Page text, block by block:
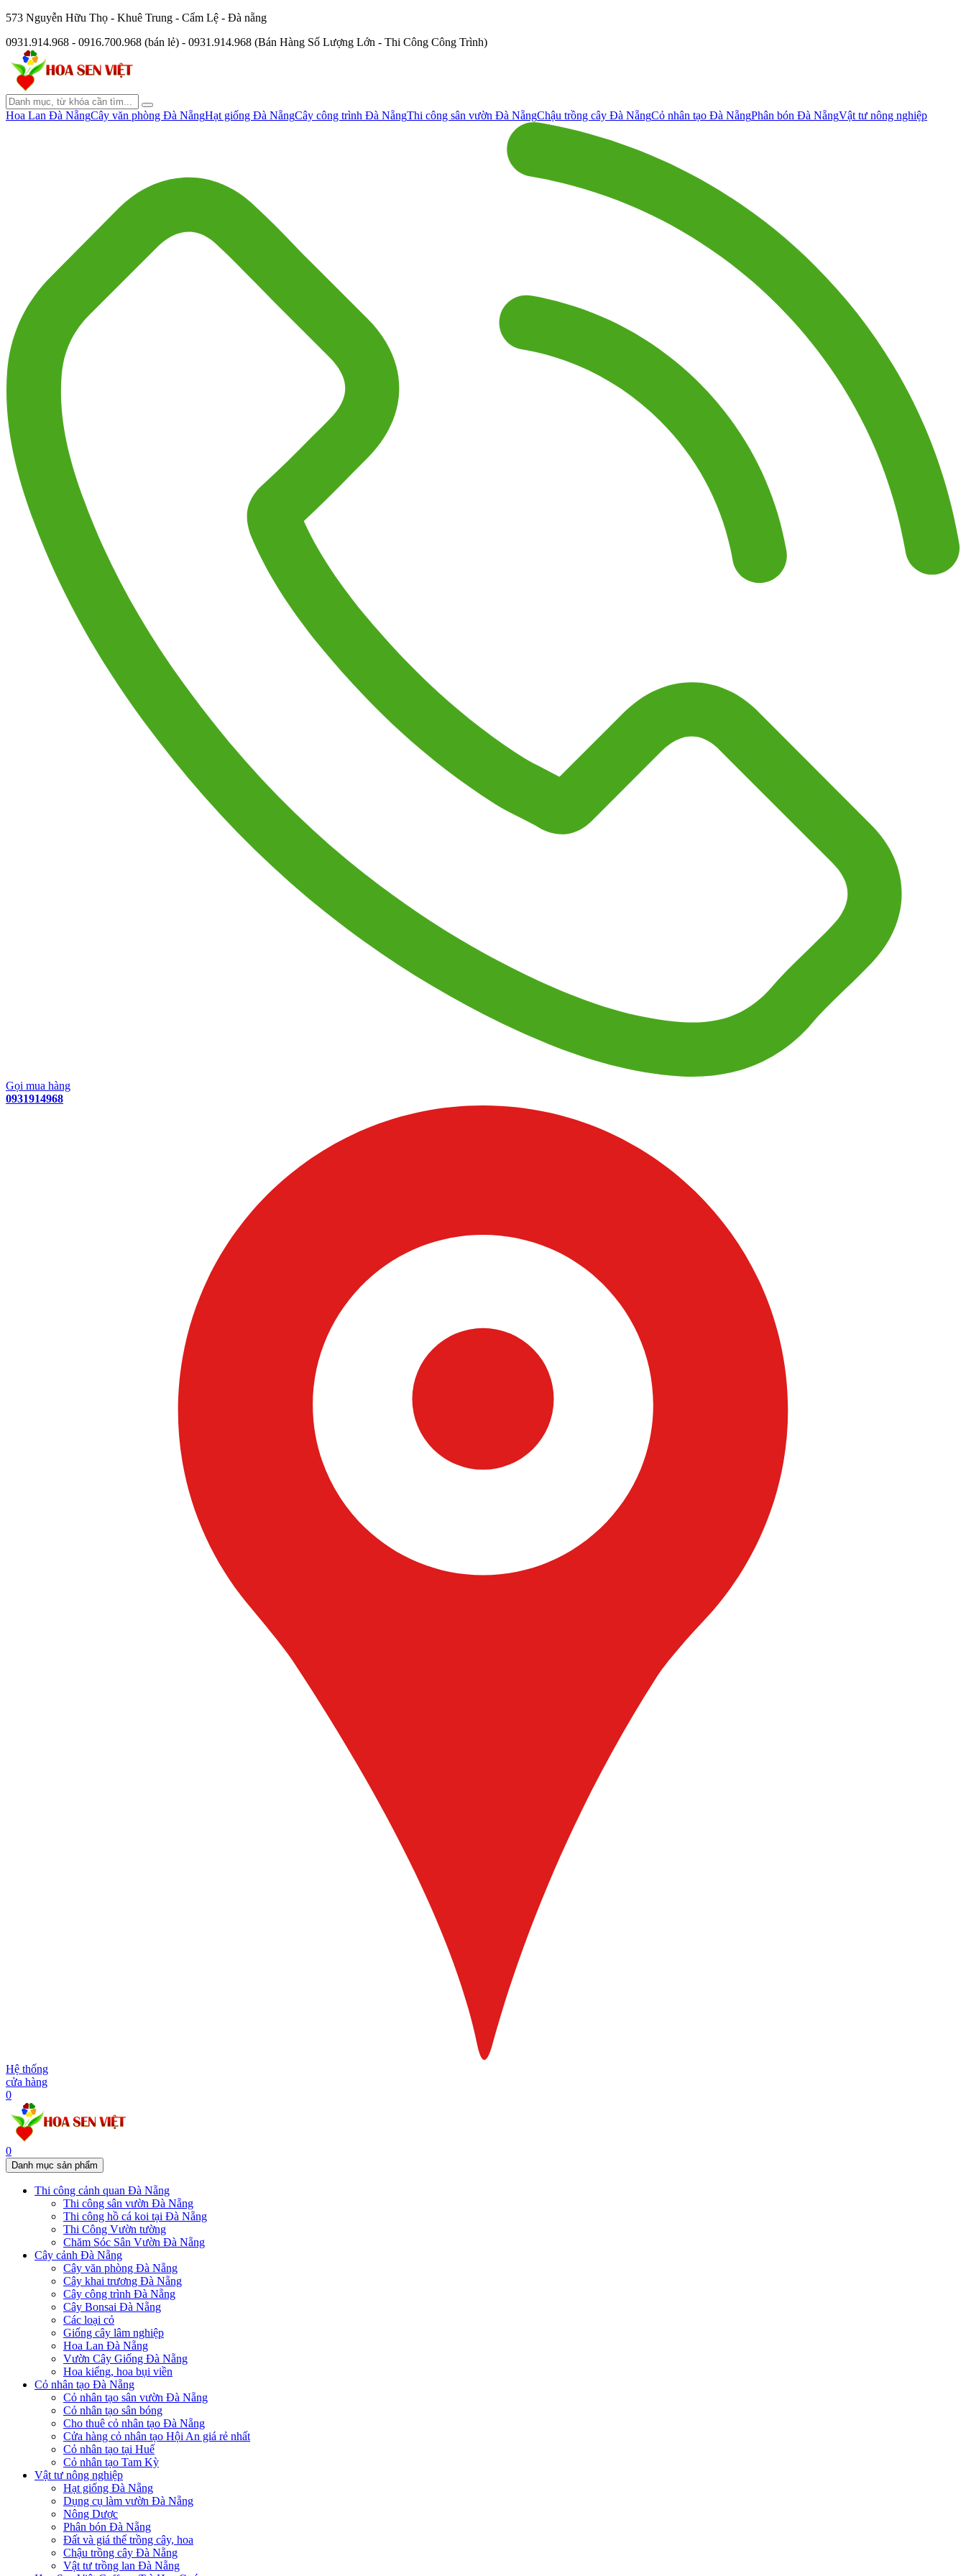
573 Nguyễn Hữu Thọ - Khuê Trung - Cẩm Lệ - Đà nẵng
0931.914.968 - 0916.700.968 (bán lẻ) - 0931.914.968 (Bán Hàng Số Lượng Lớn - Thi Công Công Trình)
Hoa Lan Đà NẵngCây văn phòng Đà NẵngHạt giống Đà NẵngCây công trình Đà NẵngThi công sân vườn Đà NẵngChậu trồng cây Đà NẵngCỏ nhân tạo Đà NẵngPhân bón Đà NẵngVật tư nông nghiệp
Gọi mua hàng
0931914968
Hệ thống
cửa hàng
0
0
Danh mục sản phẩm
Thi công cảnh quan Đà Nẵng
Thi công sân vườn Đà Nẵng
Thi công hồ cá koi tại Đà Nẵng
Thi Công Vườn tường
Chăm Sóc Sân Vườn Đà Nẵng
Cây cảnh Đà Nẵng
Cây văn phòng Đà Nẵng
Cây khai trương Đà Nẵng
Cây công trình Đà Nẵng
Cây Bonsai Đà Nẵng
Các loại cỏ
Giống cây lâm nghiệp
Hoa Lan Đà Nẵng
Vườn Cây Giống Đà Nẵng
Hoa kiểng, hoa bụi viền
Cỏ nhân tạo Đà Nẵng
Cỏ nhân tạo sân vườn Đà Nẵng
Cỏ nhân tạo sân bóng
Cho thuê cỏ nhân tạo Đà Nẵng
Cửa hàng cỏ nhân tạo Hội An giá rẻ nhất
Cỏ nhân tạo tại Huế
Cỏ nhân tạo Tam Kỳ
Vật tư nông nghiệp
Hạt giống Đà Nẵng
Dụng cụ làm vườn Đà Nẵng
Nông Dược
Phân bón Đà Nẵng
Đất và giá thể trồng cây, hoa
Chậu trồng cây Đà Nẵng
Vật tư trồng lan Đà Nẵng